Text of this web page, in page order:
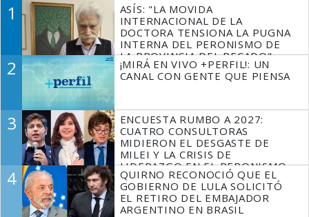
1
ASÍS: "LA MOVIDA
INTERNACIONAL DE LA
DOCTORA TENSIONA LA PUGNA
INTERNA DEL PERONISMO DE
LA PROVINCIA DEL PECADO"
2
¡MIRÁ EN VIVO +PERFIL!: UN
CANAL CON GENTE QUE PIENSA
3
ENCUESTA RUMBO A 2027:
CUATRO CONSULTORAS
MIDIERON EL DESGASTE DE
MILEI Y LA CRISIS DE
LIDERAZGO EN EL PERONISMO
4
QUIRNO RECONOCIÓ QUE EL
GOBIERNO DE LULA SOLICITÓ
EL RETIRO DEL EMBAJADOR
ARGENTINO EN BRASIL